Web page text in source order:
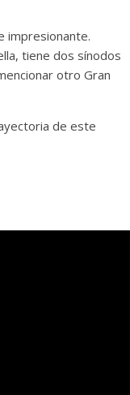
impresionante.
tiene dos sínodos
otro Gran
de este